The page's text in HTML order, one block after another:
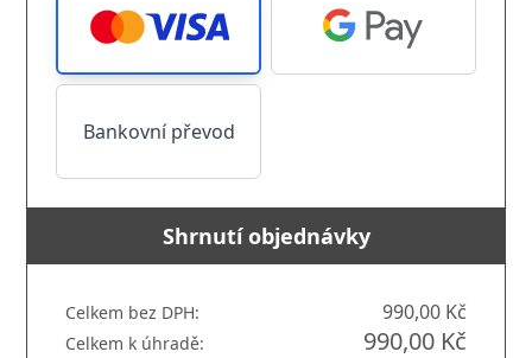
Bankovní převod
Shrnutí objednávky
Celkem bez DPH: 990,00 Kč
Celkem k úhradě: 990,00 Kč